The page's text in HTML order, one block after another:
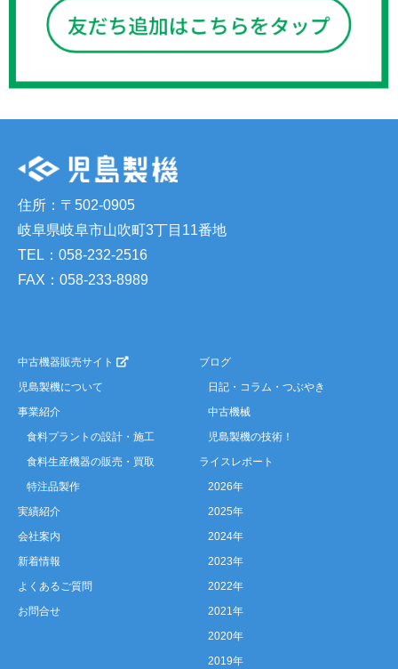
住所：〒502-0905
岐阜県岐阜市山吹町3丁目11番地
TEL：058-232-2516
FAX：058-233-8989
中古機器販売サイト
児島製機について
事業紹介
食料プラントの設計・施工
食料生産機器の販売・買取
特注品製作
実績紹介
会社案内
新着情報
よくあるご質問
お問合せ
ブログ
日記・コラム・つぶやき
中古機械
児島製機の技術！
ライスレポート
2026年
2025年
2024年
2023年
2022年
2021年
2020年
2019年